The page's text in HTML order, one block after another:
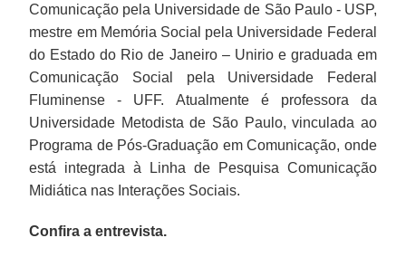
Comunicação pela Universidade de São Paulo - USP,
mestre em Memória Social pela Universidade Federal
do Estado do Rio de Janeiro – Unirio e graduada em
Comunicação Social pela Universidade Federal
Fluminense - UFF. Atualmente é professora da
Universidade Metodista de São Paulo, vinculada ao
Programa de Pós-Graduação em Comunicação, onde
está integrada à Linha de Pesquisa Comunicação
Midiática nas Interações Sociais.
Confira a entrevista.